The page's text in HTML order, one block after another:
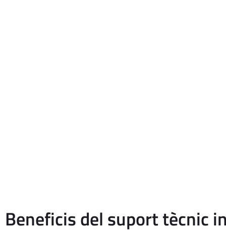
Beneficis del suport tècnic